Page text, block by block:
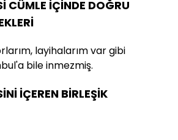
CÜMLE İÇİNDE DOĞRU
layihalarım var gibi
bile inmezmiş.
İÇEREN BİRLEŞİK